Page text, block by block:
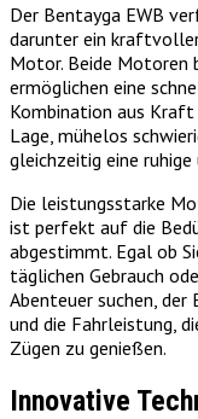
Der Bentayga EWB
darunter ein
Motor. Beide Motoren
ermöglichen eine
Kombination aus
Lage, mühelos
gleichzeitig eine
Die leistungsstarke
ist perfekt auf die
abgestimmt. Egal ob
täglichen Gebrauch
Abenteuer suchen,
und die Fahrleistung,
Zügen zu genießen.
Innovative